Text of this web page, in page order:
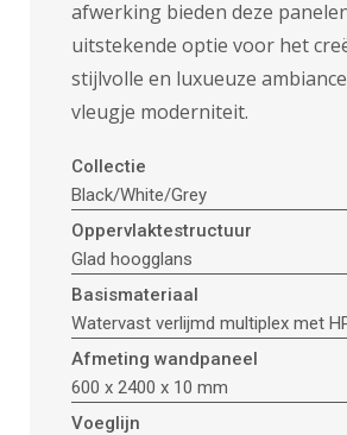
afwerking bieden deze
uitstekende optie voor het
stijlvolle en luxueuze
vleugje moderniteit.
Collectie
Black/White/Grey
Oppervlaktestructuur
Glad hoogglans
Basismateriaal
Watervast verlijmd multiplex met
Afmeting wandpaneel
600 x 2400 x 10 mm
Voeglijn